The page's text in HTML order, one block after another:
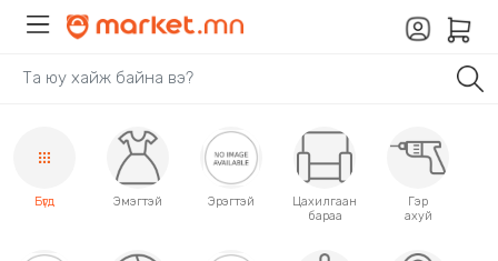
Бүгд Эмэгтэй Эрэгтэй
Цахилгаан
бараа
Гэр
ахуй